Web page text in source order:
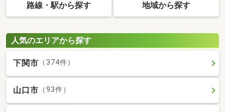
路線・駅から探す 地域から探す
人気のエリアから探す
下関市 （374件）
山口市 （93件）